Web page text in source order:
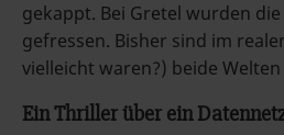
gekappt. Bei Gretel wurden
gefressen. Bisher sind im
vielleicht waren?) beide
Ein Thriller über ein